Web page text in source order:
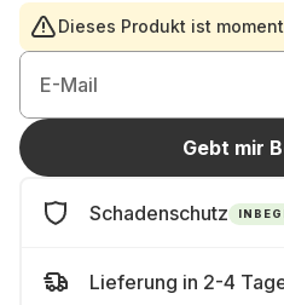
Dieses Produkt ist
E-Mail
Gebt mir
Schadenschutz
Lieferung in 2-4